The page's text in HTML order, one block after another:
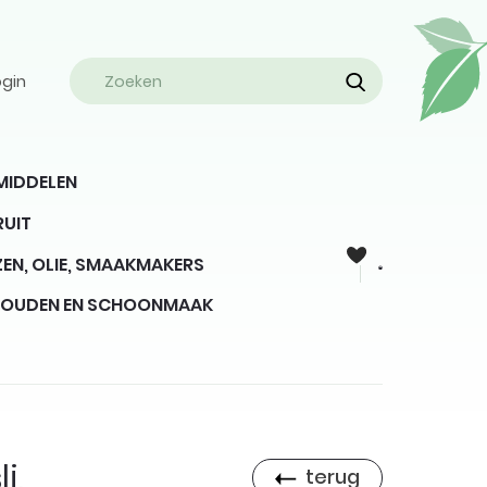
OLIE, SMAAKMAKERS
EN SCHOONMAAK
terug